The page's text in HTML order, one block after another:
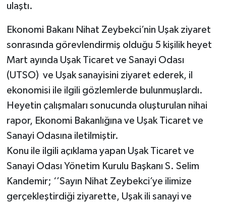
ulaştı.
Ekonomi Bakanı Nihat Zeybekci’nin Uşak ziyaret
sonrasında görevlendirmiş olduğu 5 kişilik heyet
Mart ayında Uşak Ticaret ve Sanayi Odası
(UTSO) ve Uşak sanayisini ziyaret ederek, il
ekonomisi ile ilgili gözlemlerde bulunmuşlardı.
Heyetin çalışmaları sonucunda oluşturulan nihai
rapor, Ekonomi Bakanlığına ve Uşak Ticaret ve
Sanayi Odasına iletilmiştir.
Konu ile ilgili açıklama yapan Uşak Ticaret ve
Sanayi Odası Yönetim Kurulu Başkanı S. Selim
Kandemir; ‘’Sayın Nihat Zeybekci’ye ilimize
gerçekleştirdiği ziyarette, Uşak ili sanayi ve
Magazin
POLİTİKA
SİYASET
TEKNOLOJİ
VEFATLAR
Yerel